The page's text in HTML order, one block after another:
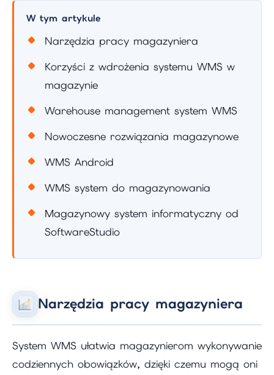
W tym artykule
Narzędzia pracy magazyniera
Korzyści z wdrożenia systemu WMS w
magazynie
Warehouse management system WMS
Nowoczesne rozwiązania magazynowe
WMS Android
WMS system do magazynowania
Magazynowy system informatyczny od
SoftwareStudio
Narzędzia pracy magazyniera
System WMS ułatwia magazynierom wykonywanie
codziennych obowiązków, dzięki czemu mogą oni